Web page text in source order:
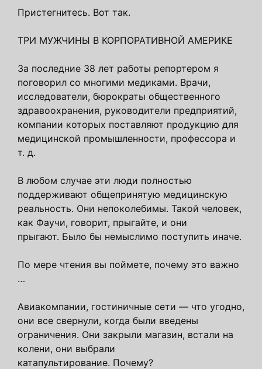
Пристегнитесь. Вот так.
ТРИ МУЖЧИНЫ В КОРПОРАТИВНОЙ АМЕРИКЕ
За последние 38 лет работы репортером я
поговорил со многими медиками. Врачи,
исследователи, бюрократы общественного
здравоохранения, руководители предприятий,
компании которых поставляют продукцию для
медицинской промышленности, профессора и
т. д.
В любом случае эти люди полностью
поддерживают общепринятую медицинскую
реальность. Они непоколебимы. Такой человек,
как Фаучи, говорит, прыгайте, и они
прыгают. Было бы немыслимо поступить иначе.
По мере чтения вы поймете, почему это важно
…
Авиакомпании, гостиничные сети — что угодно,
они все свернули, когда были введены
ограничения. Они закрыли магазин, встали на
колени, они выбрали
катапультирование. Почему?